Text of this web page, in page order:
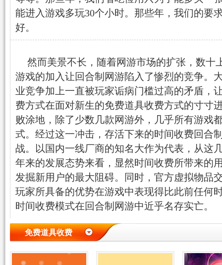
能进入游戏多玩30个小时。那些年，我们的要
好。
然而美景不长，随着网游市场的扩张，数十
游戏的加入让回合制网游陷入了惨烈的竞争。
业竞争加上一直被玩家诟病门槛过高的矛盾，
费方式在面对新生的免费道具收费方式的寸寸
败涂地，除了少数几款网游外，几乎所有游戏
式。经过这一冲击，存活下来的时间收费回合
战。以国内一线厂商的知名大作为代表，从这
年来的发展态势来看，显然时间收费所带来的
发掘新用户的最大阻碍。同时，官方虚拟物品
玩家所具备的优势在游戏中表现得比此前任何
时间收费模式在回合制网游中近乎名存实亡。
免费道具收费